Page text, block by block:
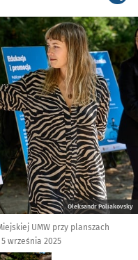
Oleksandr Poliakovsky
UMW przy planszach
września 2025